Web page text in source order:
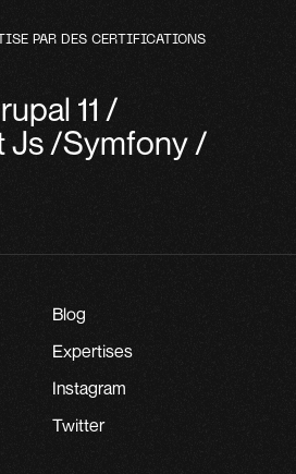
PAR DES CERTIFICATIONS
11 /
Js/Symfony/
Blog
Expertises
Instagram
Twitter